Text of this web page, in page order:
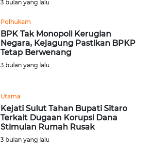
3 bulan yang lalu
Polhukam
BPK Tak Monopoli Kerugian
Negara, Kejagung Pastikan BPKP
Tetap Berwenang
3 bulan yang lalu
Utama
Kejati Sulut Tahan Bupati Sitaro
Terkait Dugaan Korupsi Dana
Stimulan Rumah Rusak
3 bulan yang lalu